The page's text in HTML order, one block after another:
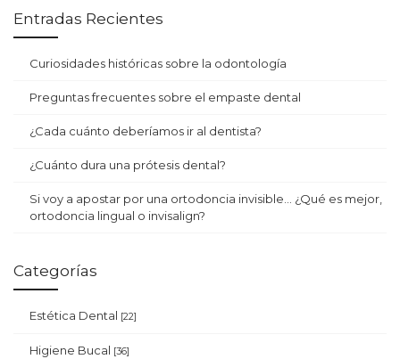
Entradas Recientes
Curiosidades históricas sobre la odontología
Preguntas frecuentes sobre el empaste dental
¿Cada cuánto deberíamos ir al dentista?
¿Cuánto dura una prótesis dental?
Si voy a apostar por una ortodoncia invisible… ¿Qué es mejor,
ortodoncia lingual o invisalign?
Categorías
Estética Dental [22]
Higiene Bucal [36]